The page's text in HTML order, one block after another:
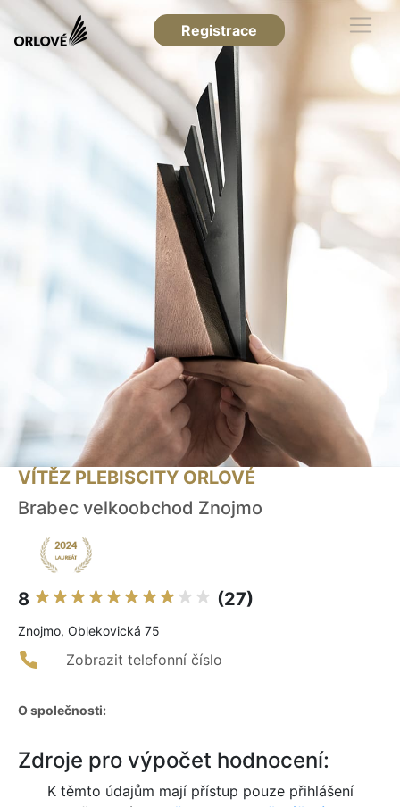
Registrace
VÍTĚZ PLEBISCITY ORLOVÉ
Brabec velkoobchod Znojmo
8 (27)
Znojmo, Oblekovická 75
Zobrazit telefonní číslo
O společnosti:
Zdroje pro výpočet hodnocení:
K těmto údajům mají přístup pouze přihlášení